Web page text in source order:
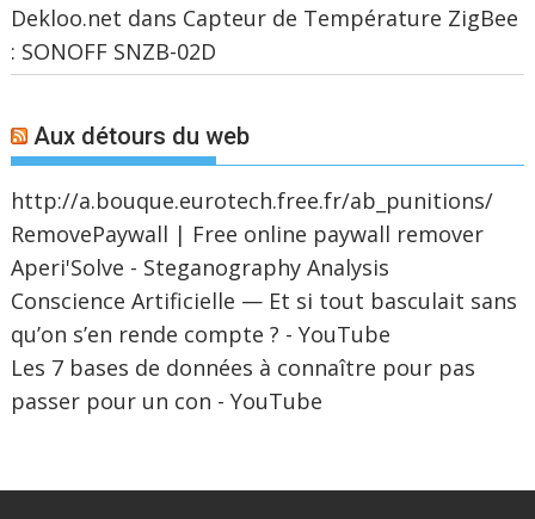
Dekloo.net dans Capteur de Température ZigBee
: SONOFF SNZB-02D
Aux détours du web
http://a.bouque.eurotech.free.fr/ab_punitions/
RemovePaywall | Free online paywall remover
Aperi'Solve - Steganography Analysis
Conscience Artificielle — Et si tout basculait sans
qu’on s’en rende compte ? - YouTube
Les 7 bases de données à connaître pour pas
passer pour un con - YouTube